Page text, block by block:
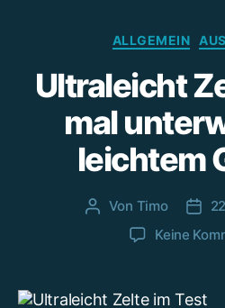
ALLGEMEIN
Ultraleicht
mal
leichtem
Beitragsautor
Von Timo
Keine